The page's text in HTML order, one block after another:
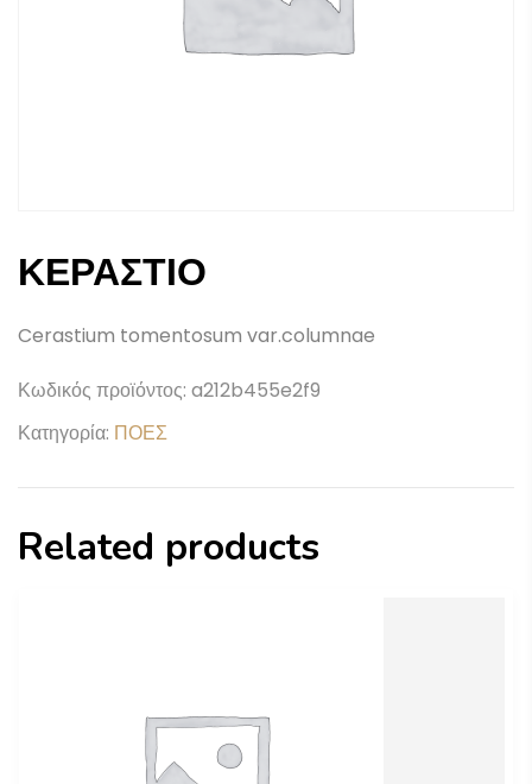
ΚΕΡΑΣΤΙΟ
Cerastium tomentosum var.columnae
Κωδικός προϊόντος: a212b455e2f9
Κατηγορία: ΠΟΕΣ
Related products